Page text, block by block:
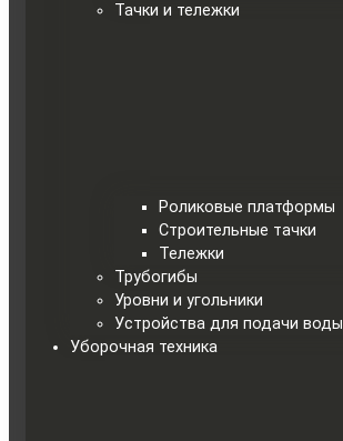
Тачки и тележки
Роликовые платформы
Строительные тачки
Тележки
Трубогибы
Уровни и угольники
Устройства для подачи воды
Уборочная техника